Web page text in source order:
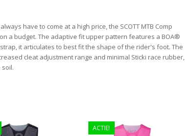
have to come at a high price, the SCOTT MTB Comp
a budget. The adaptive fit upper pattern features a BOA®
it articulates to best fit the shape of the rider's foot. The
cleat adjustment range and minimal Sticki race rubber,
ACTIE!